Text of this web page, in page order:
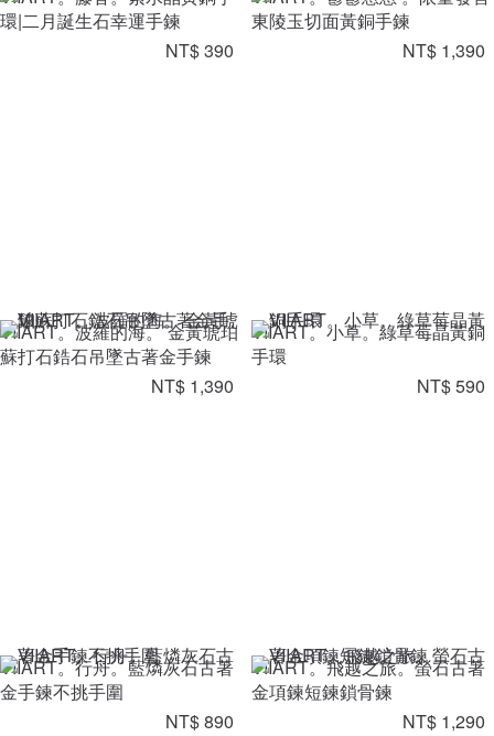
環|二月誕生石幸運手鍊
NT$ 390
東陵玉切面黃銅手鍊
NT$ 1,390
VIIART。波羅的海。 金黃琥珀
蘇打石鋯石吊墜古著金手鍊
NT$ 1,390
VIIART。小草。綠草莓晶黃銅
手環
NT$ 590
VIIART。行舟。藍燐灰石古著
金手鍊不挑手圍
NT$ 890
VIIART。飛越之旅。螢石古著
金項鍊短鍊鎖骨鍊
NT$ 1,290